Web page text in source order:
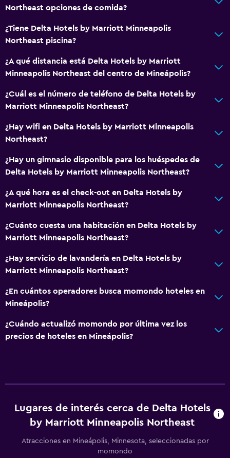
Baño
Tina de baño
Secador de pelo
Papel higiénico
Baño privado
Terraza/patio
Chimenea exterior
Jardín
Actividades
Tienda de regalos
Golf
Lavandería
Tendedero
Menús para dietas especiales (bajo petición)
Northeast opciones de comida?
¿Tiene Delta Hotels by Marriott Minneapolis
Northeast piscina?
¿A qué distancia está Delta Hotels by Marriott
Minneapolis Northeast del centro de Mineápolis?
¿Cuál es el número de teléfono de Delta Hotels by
Marriott Minneapolis Northeast?
¿Hay wifi en Delta Hotels by Marriott Minneapolis
Northeast?
¿Hay un gimnasio disponible para los huéspedes de
Delta Hotels by Marriott Minneapolis Northeast?
¿A qué hora es el check-out en Delta Hotels by
Marriott Minneapolis Northeast?
¿Cuánto cuesta una habitación en Delta Hotels by
Marriott Minneapolis Northeast?
¿Hay servicio de lavandería en Delta Hotels by
Marriott Minneapolis Northeast?
¿En cuántos operadores busca momondo hoteles en
Mineápolis?
¿Cuándo actualizó momondo por última vez los
precios de hoteles en Mineápolis?
Lugares de interés cerca de Delta Hotels
by Marriott Minneapolis Northeast
Atracciones en Mineápolis, Minnesota, seleccionadas por
momondo